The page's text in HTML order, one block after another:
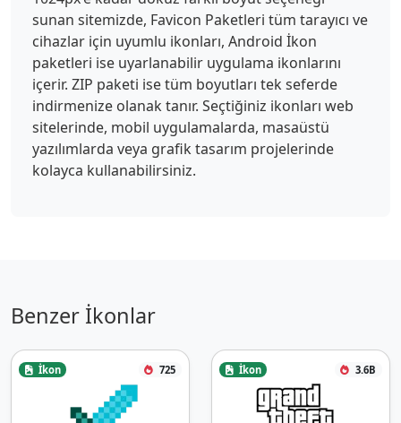
sunan sitemizde, Favicon Paketleri tüm tarayıcı ve
cihazlar için uyumlu ikonları, Android İkon
paketleri ise uyarlanabilir uygulama ikonlarını
içerir. ZIP paketi ise tüm boyutları tek seferde
indirmenize olanak tanır. Seçtiğiniz ikonları web
sitelerinde, mobil uygulamalarda, masaüstü
yazılımlarda veya grafik tasarım projelerinde
kolayca kullanabilirsiniz.
Benzer İkonlar
İkon 725 İkon 3.6B